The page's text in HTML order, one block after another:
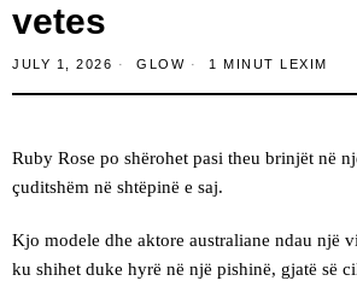
vetes
JULY 1, 2026 GLOW 1 MINUT LEXIM
Ruby Rose po shërohet pasi theu brinjët në
çuditshëm në shtëpinë e saj.
Kjo modele dhe aktore australiane ndau një
ku shihet duke hyrë në një pishinë, gjatë së